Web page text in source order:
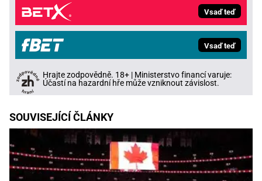
Vsaď teď
Vsaď teď
Hrajte zodpovědně. 18+ | Ministerstvo financí varuje:
Účastí na hazardní hře může vzniknout závislost.
SOUVISEJÍCÍ ČLÁNKY